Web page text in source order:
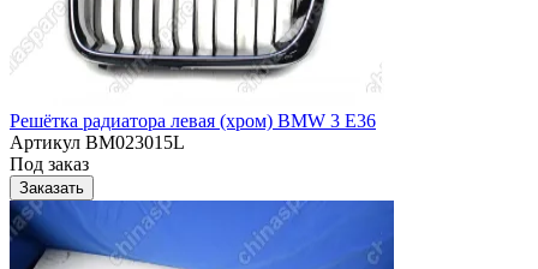
Решётка радиатора левая (хром) BMW 3 E36
Артикул BM023015L
Под заказ
Заказать